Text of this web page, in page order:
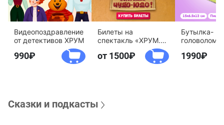
Видеопоздравление
от детективов ХРУМ
990
Билеты на
спектакль «ХРУМ.
Осторожно, Чудо-
Юдо!»
от 1500
Бутылка-
агентство
1990
Сказки и подкасты